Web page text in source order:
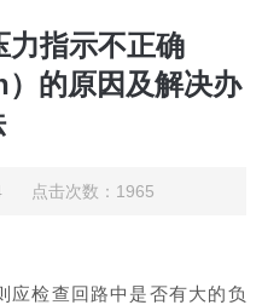
力指示不正确
的原因及解决办
点击次数：1965
应检查回路中是否有大的负